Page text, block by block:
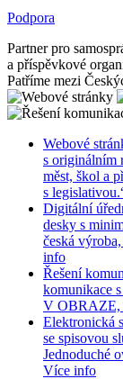
Podpora
Partner pro
a příspěvkové
Patříme mezi
Webové
s originálním
měst, škol a
s
Digitální
desky s
česká
info
Řešení
komunikace
V OBRAZE,
Elektronická
se spisovou
Jednoduché
Více info